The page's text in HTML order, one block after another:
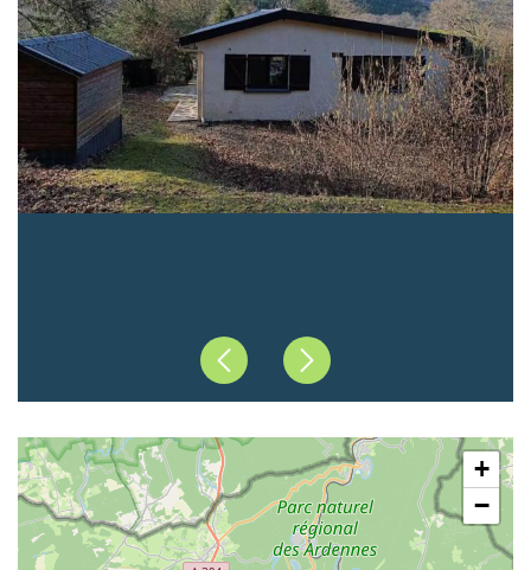
PrécédentSuivant
+
−